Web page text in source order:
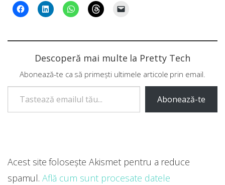
Descoperă mai multe la Pretty Tech
Abonează-te ca să primești ultimele articole prin email.
Tastează emailul tău...
Abonează-te
Acest site folosește Akismet pentru a reduce
spamul. Află cum sunt procesate datele